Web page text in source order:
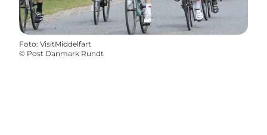
Foto: VisitMiddelfart
© Post Danmark Rundt